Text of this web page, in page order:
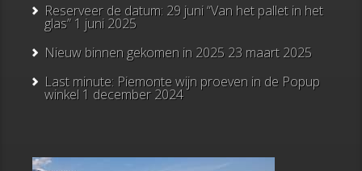
Reserveer de datum: 29 juni “Van het pallet in het
glas” 1 juni 2025
Nieuw binnen gekomen in 2025 23 maart 2025
Last minute: Piemonte wijn proeven in de Popup
winkel 1 december 2024